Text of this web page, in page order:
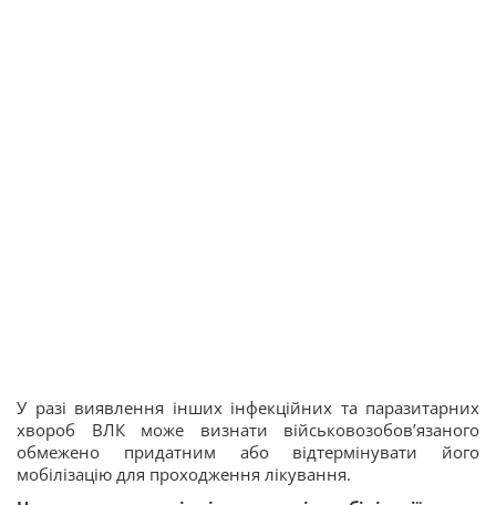
У разі виявлення інших інфекційних та паразитарних
хвороб ВЛК може визнати військовозобов’язаного
обмежено придатним або відтермінувати його
мобілізацію для проходження лікування.